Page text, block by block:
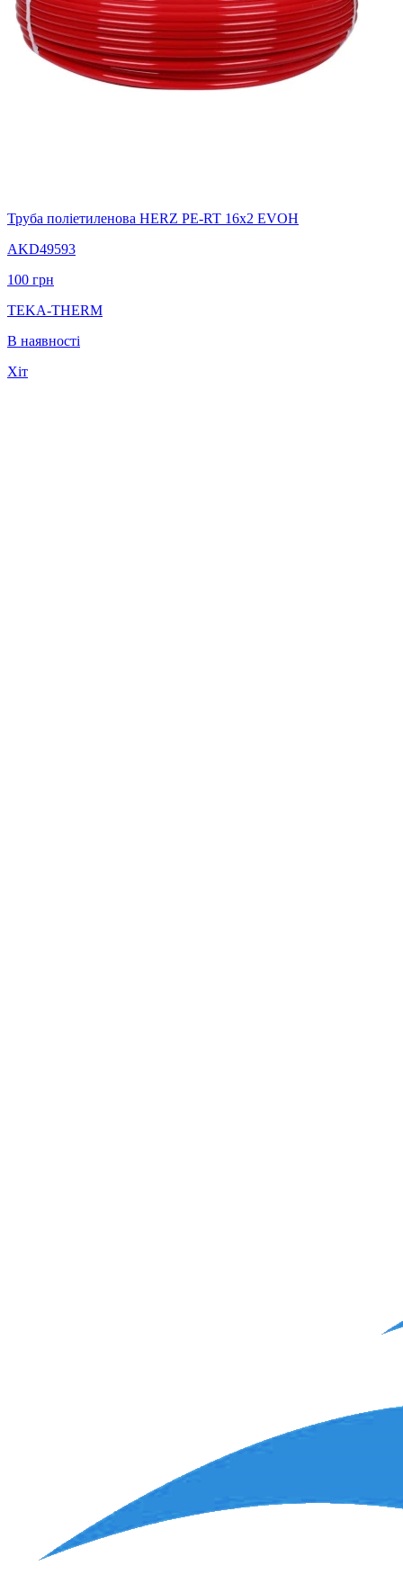
Труба поліетиленова HERZ PE-RT 16х2 EVOH
AKD49593
100 грн
TEKA-THERM
В наявності
Хіт